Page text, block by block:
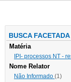
BUSCA FACETADA
Matéria
IPI- processos NT -
Nome Relator
Não Informado (1)